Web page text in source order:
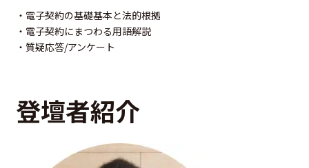
・電子契約の基礎基本と法的根拠
・電子契約にまつわる用語解説
・質疑応答/アンケート
登壇者紹介